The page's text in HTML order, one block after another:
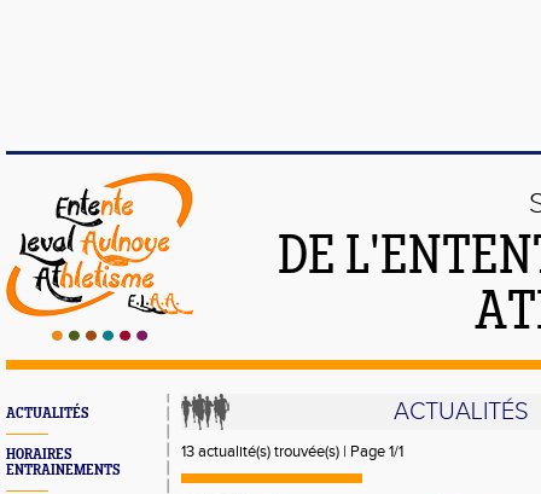
DE
ACTUALITÉS
HORAIRES
ENTRAINEMENTS
ACTUALITÉS
13 actualité(s) trouvée(s) | Page 1/1